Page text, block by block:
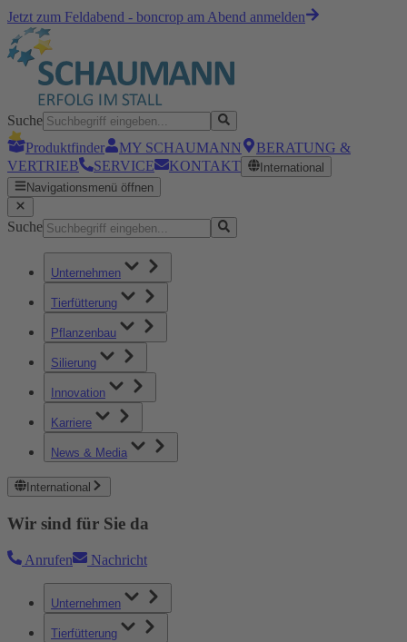
Jetzt zum Feldabend - boncrop am Abend anmelden
Suche
Produktfinder
MY SCHAUMANN
BERATUNG &
VERTRIEB
SERVICE KONTAKT
International
Navigationsmenü öffnen
Suche
Unternehmen
Tierfütterung
Pflanzenbau
Silierung
Innovation
Karriere
News & Media
International
Wir sind für Sie da
Anrufen Nachricht
Unternehmen
Tierfütterung